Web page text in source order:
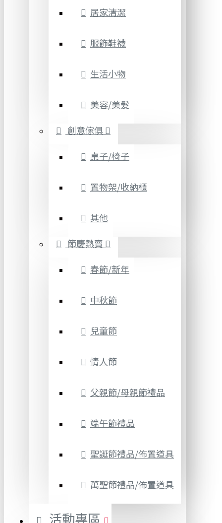
居家清潔
服飾鞋襪
生活小物
美容/美髮
創意傢俱
桌子/椅子
置物架/收納櫃
其他
節慶熱賣
春節/新年
中秋節
兒童節
情人節
父親節/母親節禮品
端午節禮品
聖誕節禮品/佈置道具
萬聖節禮品/佈置道具
活動專區